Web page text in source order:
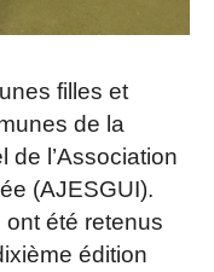
filles et
de la
de l’Association
(AJESGUI).
été retenus
édition